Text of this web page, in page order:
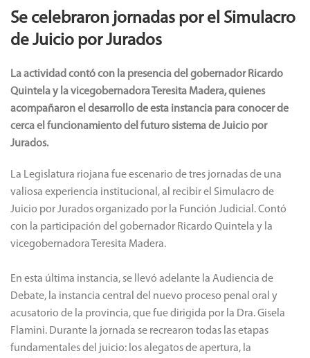
Se celebraron jornadas por el Simulacro
de Juicio por Jurados
La actividad contó con la presencia del gobernador Ricardo
Quintela y la vicegobernadora Teresita Madera, quienes
acompañaron el desarrollo de esta instancia para conocer de
cerca el funcionamiento del futuro sistema de Juicio por
Jurados.
La Legislatura riojana fue escenario de tres jornadas de una
valiosa experiencia institucional, al recibir el Simulacro de
Juicio por Jurados organizado por la Función Judicial. Contó
con la participación del gobernador Ricardo Quintela y la
vicegobernadora Teresita Madera.
En esta última instancia, se llevó adelante la Audiencia de
Debate, la instancia central del nuevo proceso penal oral y
acusatorio de la provincia, que fue dirigida por la Dra. Gisela
Flamini. Durante la jornada se recrearon todas las etapas
fundamentales del juicio: los alegatos de apertura, la